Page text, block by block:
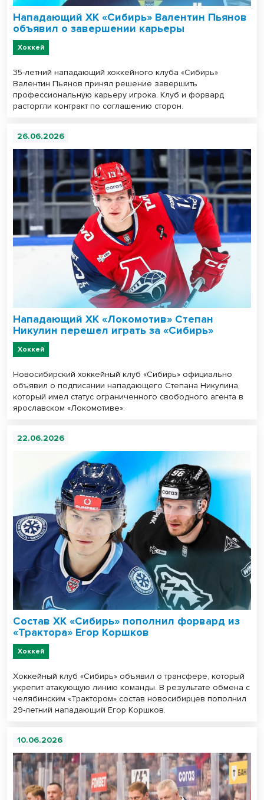
Нападающий ХК «Сибирь» Валентин Пьянов
объявил о завершении карьеры
Хоккей
35-летний нападающий хоккейного клуба «Сибирь»
Валентин Пьянов принял решение завершить
профессиональную карьеру игрока. Клуб и форвард
расторгли контракт по соглашению сторон.
26.06.2026
Нападающий ХК «Локомотив» Степан
Никулин перешел играть за «Сибирь»
Хоккей
Новосибирский хоккейный клуб «Сибирь» официально
объявил о подписании нападающего Степана Никулина,
который имел статус ограниченного свободного агента в
ярославском «Локомотиве».
22.06.2026
Состав ХК «Сибирь» пополнил форвард из
«Трактора» Егор Коршков
Хоккей
Хоккейный клуб «Сибирь» объявил о трансфере, который
укрепит атакующую линию команды. В результате обмена с
челябинским «Трактором» состав новосибирцев пополнил
29-летний нападающий Егор Коршков.
10.06.2026